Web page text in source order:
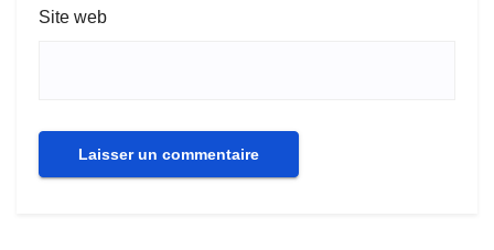
Site web